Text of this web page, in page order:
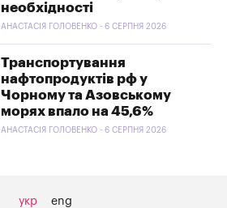
необхідності
АНАСТАСІЯ ГОЛОВЕНКО - 6 СЕРПНЯ 2026
Транспортування
нафтопродуктів рф у
Чорному та Азовському
морях впало на 45,6%
АНАСТАСІЯ ГОЛОВЕНКО - 6 СЕРПНЯ 2026
укр eng